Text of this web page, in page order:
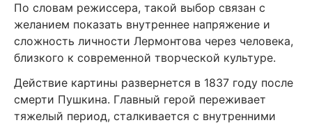
По словам режиссера, такой выбор связан с
желанием показать внутреннее напряжение и
сложность личности Лермонтова через человека,
близкого к современной творческой культуре.
Действие картины развернется в 1837 году после
смерти Пушкина. Главный герой переживает
тяжелый период, сталкивается с внутренними